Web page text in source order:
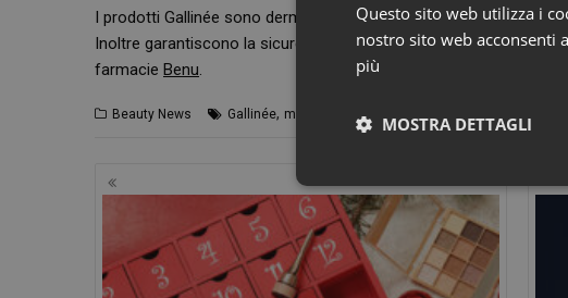
I prodotti Gallinée sono dermatologicamente testati, oltre che
Inoltre garantiscono la sicurezza delle per il microbioma della
farmacie Benu.
Beauty News Gallinée, microbioma
Navigazione
articoli
Questo sito web utilizza i
nostro sito web acconsenti
più
MOSTRA DETTAGLI